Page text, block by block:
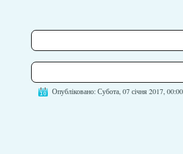
Опубліковано: Субота, 07 січня 2017, 00:00